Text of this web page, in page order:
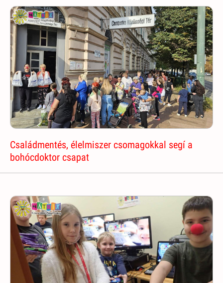
Családmentés, élelmiszer csomagokkal segí a
bohócdoktor csapat